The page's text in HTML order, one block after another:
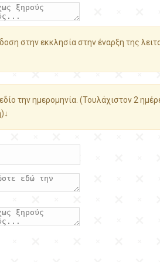
στην εκκλησία στην έναρξη της
την ημερομηνία. (Τουλάχιστον 2